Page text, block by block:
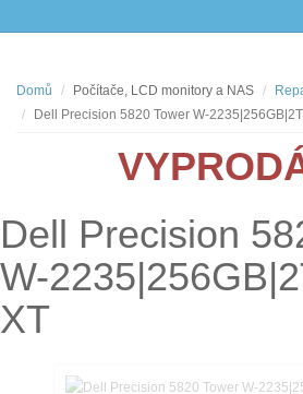
Domů Počítače, LCD monitory a NAS
Dell Precision 5820 Tower W-
Dell Precision
W-
XT